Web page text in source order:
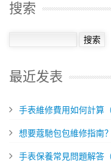
搜索
最近发表
手表維修費用如何計算
想要蔻馳包包維修指南
手表保養常見問題解答